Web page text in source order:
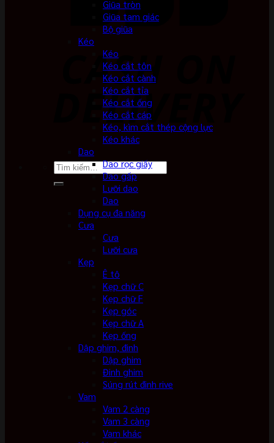
Tìm
Giũa tròn
Giũa tam giác
Bộ giũa
Kéo
Kéo
Kéo cắt tôn
Kéo cắt cành
Kéo cắt tỉa
Kéo cắt ống
Kéo cắt cáp
Kéo, kìm cắt thép cộng lực
Kéo khác
Dao
Dao rọc giấy
Dao gấp
Lưỡi dao
Dao
Dụng cụ đa năng
Cưa
Cưa
Lưỡi cưa
Kẹp
Ê tô
Kẹp chữ C
Kẹp chữ F
Kẹp góc
Kẹp chữ A
Kẹp ống
Dập ghim, đinh
Dập ghim
Đinh ghim
Súng rút đinh rive
Vam
Vam 2 càng
Vam 3 càng
Vam khác